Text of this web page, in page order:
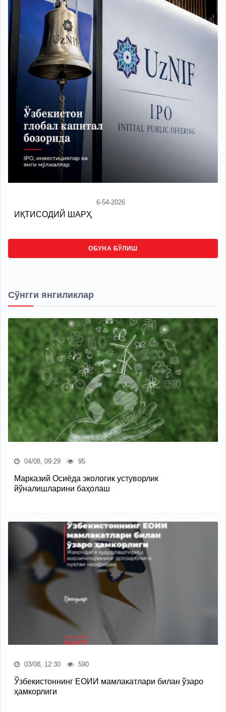
6-54-2026
ИҚТИСОДИЙ ШАРҲ
ОБУНА БЎЛИШ
Сўнгги янгиликлар
04/08, 09:29 95
Марказий Осиёда экологик устуворлик
йўналишларини баҳолаш
03/08, 12:30 590
Ўзбекистоннинг ЕОИИ мамлакатлари билан ўзаро
ҳамкорлиги